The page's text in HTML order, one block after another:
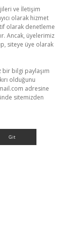
ve İletişim
olarak hizmet
olarak denetleme
Ancak, üyelerimiz
siteye üye olarak
bir bilgi paylaşım
olduğunu
adresine
sitemizden